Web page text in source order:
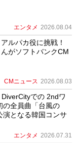
エンタメ 2026.08.04
ルパカ役に挑戦！
がソフトバンクCM
CMニュース 2026.08.03
での 2ndワ
の全員曲「台風の
演となる韓国コンサ
エンタメ 2026.07.31